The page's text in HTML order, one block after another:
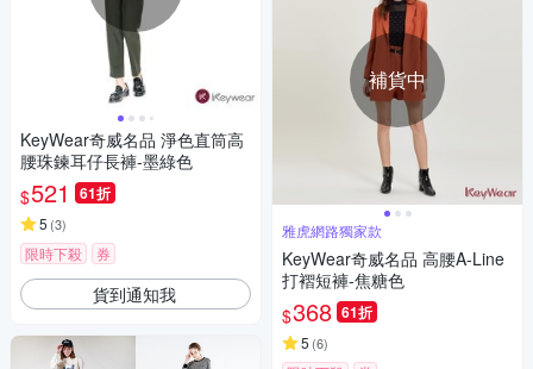
KeyWear奇威名品 淨色直筒高
腰珠鍊耳仔長褲-墨綠色
$521 61折
5 (3)
限時下殺 券
貨到通知我
補貨中
雅虎網路獨家款
KeyWear奇威名品 高腰A-Line
打褶短褲-焦糖色
$368 61折
5 (6)